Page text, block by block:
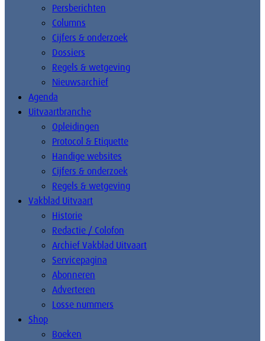
Persberichten
Columns
Cijfers & onderzoek
Dossiers
Regels & wetgeving
Nieuwsarchief
Agenda
Uitvaartbranche
Opleidingen
Protocol & Etiquette
Handige websites
Cijfers & onderzoek
Regels & wetgeving
Vakblad Uitvaart
Historie
Redactie / Colofon
Archief Vakblad Uitvaart
Servicepagina
Abonneren
Adverteren
Losse nummers
Shop
Boeken